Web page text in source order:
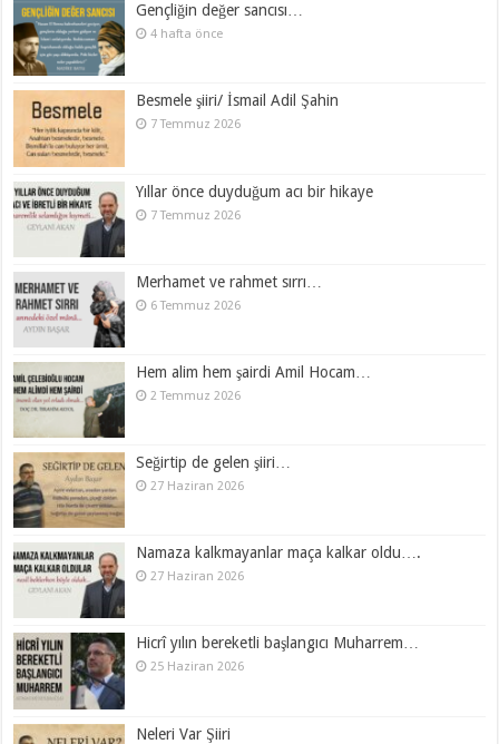
Gençliğin değer sancısı…
4 hafta önce
Besmele şiiri/ İsmail Adil Şahin
7 Temmuz 2026
Yıllar önce duyduğum acı bir hikaye
7 Temmuz 2026
Merhamet ve rahmet sırrı…
6 Temmuz 2026
Hem alim hem şairdi Amil Hocam…
2 Temmuz 2026
Seğirtip de gelen şiiri…
27 Haziran 2026
Namaza kalkmayanlar maça kalkar oldu….
27 Haziran 2026
Hicrî yılın bereketli başlangıcı Muharrem…
25 Haziran 2026
Neleri Var Şiiri